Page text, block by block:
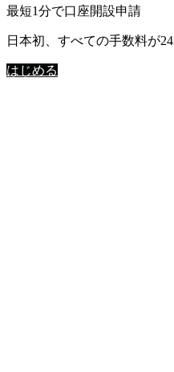
最短1分で口座開設申請
日本初、すべての手数料が
はじめる